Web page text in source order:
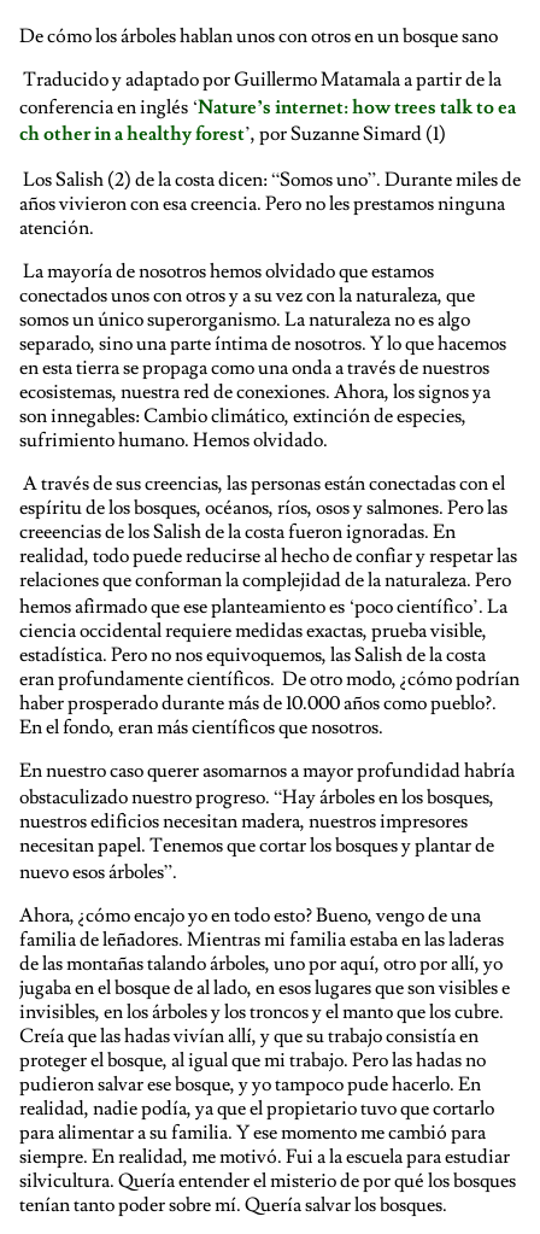
De cómo los árboles hablan unos con otros en un bosque sano
Traducido y adaptado por Guillermo Matamala a partir de la
conferencia en inglés ‘Nature’s internet: how trees talk to ea
ch other in a healthy forest’, por Suzanne Simard (1)
Los Salish (2) de la costa dicen: “Somos uno”. Durante miles de
años vivieron con esa creencia. Pero no les prestamos ninguna
atención.
La mayoría de nosotros hemos olvidado que estamos
conectados unos con otros y a su vez con la naturaleza, que
somos un único superorganismo. La naturaleza no es algo
separado, sino una parte íntima de nosotros. Y lo que hacemos
en esta tierra se propaga como una onda a través de nuestros
ecosistemas, nuestra red de conexiones. Ahora, los signos ya
son innegables: Cambio climático, extinción de especies,
sufrimiento humano. Hemos olvidado.
A través de sus creencias, las personas están conectadas con el
espíritu de los bosques, océanos, ríos, osos y salmones. Pero las
creeencias de los Salish de la costa fueron ignoradas. En
realidad, todo puede reducirse al hecho de confiar y respetar las
relaciones que conforman la complejidad de la naturaleza. Pero
hemos afirmado que ese planteamiento es ‘poco científico’. La
ciencia occidental requiere medidas exactas, prueba visible,
estadística. Pero no nos equivoquemos, las Salish de la costa
eran profundamente científicos. De otro modo, ¿cómo podrían
haber prosperado durante más de 10.000 años como pueblo?.
En el fondo, eran más científicos que nosotros.
En nuestro caso querer asomarnos a mayor profundidad habría
obstaculizado nuestro progreso. “Hay árboles en los bosques,
nuestros edificios necesitan madera, nuestros impresores
necesitan papel. Tenemos que cortar los bosques y plantar de
nuevo esos árboles”.
Ahora, ¿cómo encajo yo en todo esto? Bueno, vengo de una
familia de leñadores. Mientras mi familia estaba en las laderas
de las montañas talando árboles, uno por aquí, otro por allí, yo
jugaba en el bosque de al lado, en esos lugares que son visibles e
invisibles, en los árboles y los troncos y el manto que los cubre.
Creía que las hadas vivían allí, y que su trabajo consistía en
proteger el bosque, al igual que mi trabajo. Pero las hadas no
pudieron salvar ese bosque, y yo tampoco pude hacerlo. En
realidad, nadie podía, ya que el propietario tuvo que cortarlo
para alimentar a su familia. Y ese momento me cambió para
siempre. En realidad, me motivó. Fui a la escuela para estudiar
silvicultura. Quería entender el misterio de por qué los bosques
tenían tanto poder sobre mí. Quería salvar los bosques.